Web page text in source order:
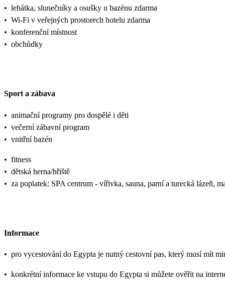
• lehátka, slunečníky a osušky u bazénu zdarma
• Wi-Fi v veřejných prostorech hotelu zdarma
• konferenční místnost
• obchůdky
Sport a zábava
• animační programy pro dospělé i děti
• večerní zábavní program
• vnitřní bazén
• fitness
• dětská herna/hřiště
• za poplatek: SPA centrum - vířivka, sauna, parní a turecká lázeň,
Informace
• pro vycestování do Egypta je nutný cestovní pas, který musí mít
• konkrétní informace ke vstupu do Egypta si můžete ověřit na